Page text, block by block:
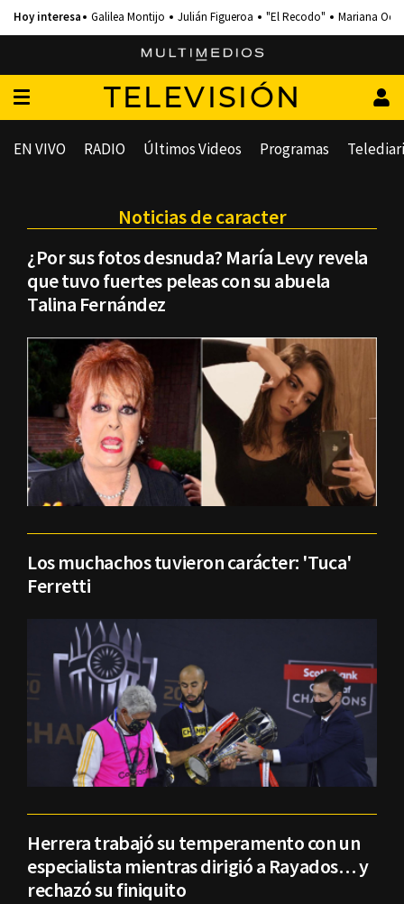
Galilea Montijo Julián Figueroa "El Recodo" Mariana
TELEVISIÓN
EN VIVO RADIO Últimos Videos Programas
Noticias de caracter
¿Por sus fotos desnuda? María Levy revela
que tuvo fuertes peleas con su abuela
Talina Fernández
Los muchachos tuvieron carácter: 'Tuca'
Ferretti
Herrera trabajó su temperamento con un
especialista mientras dirigió a Rayados… y
rechazó su finiquito